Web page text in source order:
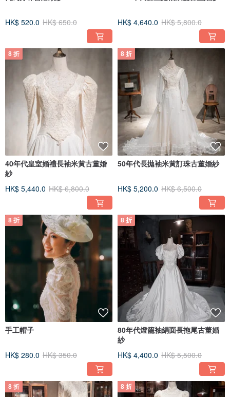
HK$ 520.0 HK$ 650.0 HK$ 4,640.0 HK$ 5,800.0
8 折
40年代皇室婚禮長袖米黃古董婚
紗
HK$ 5,440.0 HK$ 6,800.0
8 折
50年代長拋袖米黃訂珠古董婚紗
HK$ 5,200.0 HK$ 6,500.0
8 折
手工帽子
HK$ 280.0 HK$ 350.0
8 折
80年代燈籠袖絹面長拖尾古董婚
紗
HK$ 4,400.0 HK$ 5,500.0
8 折 8 折